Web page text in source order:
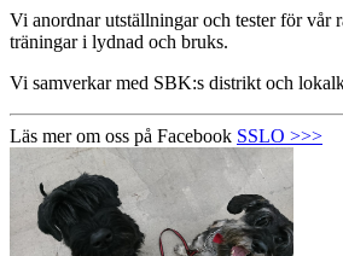
Vi anordnar utställningar och tester för vår
träningar i lydnad och bruks.
Vi samverkar med SBK:s distrikt och
Läs mer om oss på Facebook SSLO >>>